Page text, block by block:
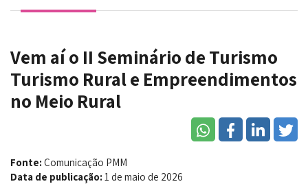
Servidores
Vem aí o II Seminário de Turismo
Turismo Rural e Empreendimentos
no Meio Rural
Fonte: Comunicação PMM
Data de publicação: 1 de maio de 2026